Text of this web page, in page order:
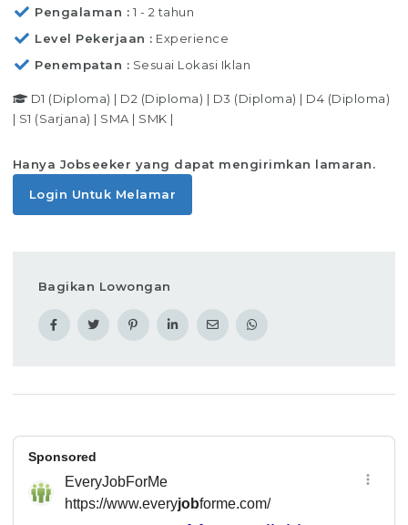
Pengalaman
1 - 2 tahun
Level Pekerjaan
Experience
Penempatan
Sesuai Lokasi Iklan
D1 (Diploma) | D2 (Diploma) | D3 (Diploma) | D4 (Diploma)
| S1 (Sarjana) | SMA | SMK |
Hanya Jobseeker yang dapat mengirimkan lamaran.
Login Untuk Melamar
Bagikan Lowongan